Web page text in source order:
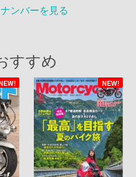
ンバーを見る
すすめ
NEW! NEW!